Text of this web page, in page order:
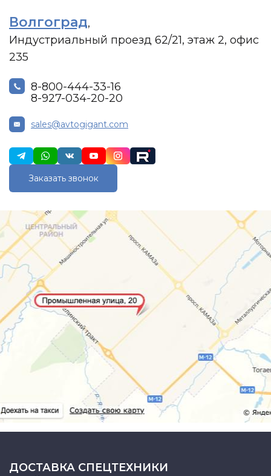
Волгоград,
Индустриальный проезд 62/21, этаж 2, офис
235
8-800-444-33-16
8-927-034-20-20
sales@avtogigant.com
Заказать звонок
ДОСТАВКА СПЕЦТЕХНИКИ